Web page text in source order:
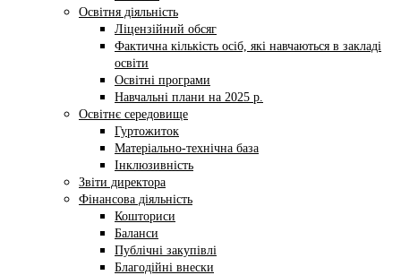
Освітня діяльність
Ліцензійний обсяг
Фактична кількість осіб, які навчаються в закладі
освіти
Освітні програми
Навчальні плани на 2025 р.
Освітнє середовище
Гуртожиток
Матеріально-технічна база
Інклюзивність
Звіти директора
Фінансова діяльність
Кошториси
Баланси
Публічні закупівлі
Благодійні внески